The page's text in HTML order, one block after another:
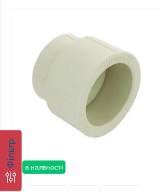
Фільтр в наявності